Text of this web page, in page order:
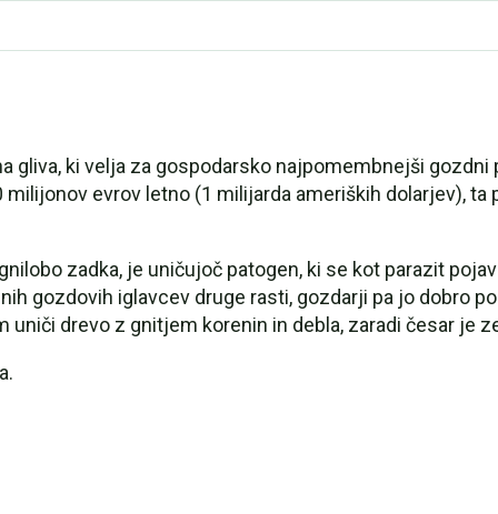
ki velja za gospodarsko najpomembnejši gozdni
evrov letno (1 milijarda ameriških dolarjev),
zadka, je uničujoč patogen, ki se kot parazit
gozdovih iglavcev druge rasti, gozdarji pa jo dobro
uniči drevo z gnitjem korenin in debla, zaradi česar je